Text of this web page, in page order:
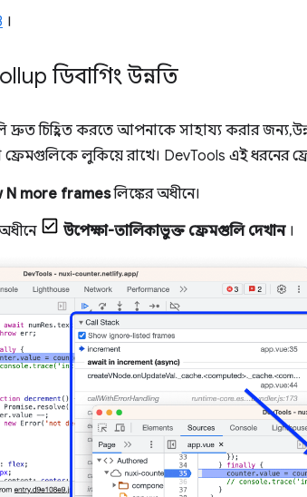
।
ডিবাগিং উন্নতি
দ্রুত চিহ্নিত করতে আপনাকে সাহায্য করার জন্য,
লুকিয়ে রাখে। DevTools এই ধরনের
N more framesলিঙ্কের অধীনে।
উপেক্ষা-তালিকাভুক্ত ফ্রেমগুলি দেখান।